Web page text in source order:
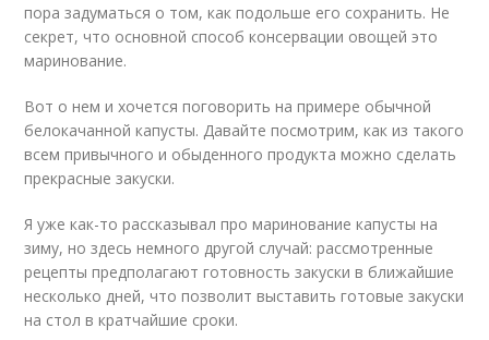
пора задуматься о том, как подольше его сохранить. Не
секрет, что основной способ консервации овощей это
маринование.
Вот о нем и хочется поговорить на примере обычной
белокачанной капусты. Давайте посмотрим, как из такого
всем привычного и обыденного продукта можно сделать
прекрасные закуски.
Я уже как-то рассказывал про маринование капусты на
зиму, но здесь немного другой случай: рассмотренные
рецепты предполагают готовность закуски в ближайшие
несколько дней, что позволит выставить готовые закуски
на стол в кратчайшие сроки.